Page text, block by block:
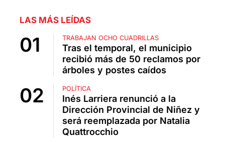
LAS MÁS LEÍDAS
TRABAJAN OCHO CUADRILLAS
Tras el temporal, el municipio
recibió más de 50 reclamos por
árboles y postes caídos
POLÍTICA
Inés Larriera renunció a la
Dirección Provincial de Niñez y
será reemplazada por Natalia
Quattrocchio